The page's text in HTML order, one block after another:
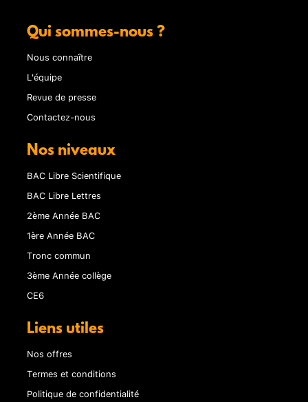
Qui sommes-nous ?
Nous connaître
L'équipe
Revue de presse
Contactez-nous
Nos niveaux
BAC Libre Scientifique
BAC Libre Lettres
2ème Année BAC
1ère Année BAC
Tronc commun
3ème Année collège
CE6
Liens utiles
Nos offres
Termes et conditions
Politique de confidentialité